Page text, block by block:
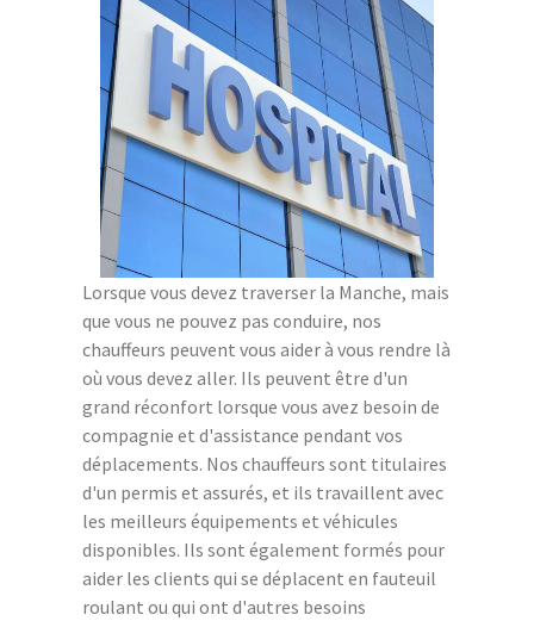
Lorsque vous devez traverser la Manche, mais
que vous ne pouvez pas conduire, nos
chauffeurs peuvent vous aider à vous rendre là
où vous devez aller. Ils peuvent être d'un
grand réconfort lorsque vous avez besoin de
compagnie et d'assistance pendant vos
déplacements. Nos chauffeurs sont titulaires
d'un permis et assurés, et ils travaillent avec
les meilleurs équipements et véhicules
disponibles. Ils sont également formés pour
aider les clients qui se déplacent en fauteuil
roulant ou qui ont d'autres besoins